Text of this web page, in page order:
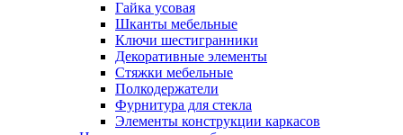
Гайка усовая
Шканты мебельные
Ключи шестигранники
Декоративные элементы
Стяжки мебельные
Полкодержатели
Фурнитура для стекла
Элементы конструкции каркасов